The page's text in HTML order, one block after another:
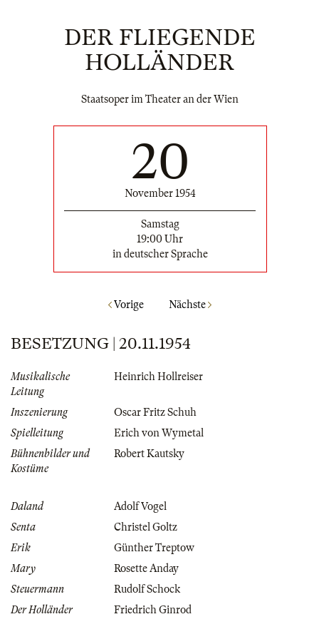
DER FLIEGENDE
HOLLÄNDER
Staatsoper im Theater an der Wien
20
November 1954
Samstag
19:00 Uhr
in deutscher Sprache
Vorige Nächste
BESETZUNG | 20.11.1954
Musikalische
Leitung
Heinrich Hollreiser
Inszenierung
Oscar Fritz Schuh
Spielleitung
Erich von Wymetal
Bühnenbilder und
Kostüme
Robert Kautsky
Daland
Adolf Vogel
Senta
Christel Goltz
Erik
Günther Treptow
Mary
Rosette Anday
Steuermann
Rudolf Schock
Der Holländer
Friedrich Ginrod